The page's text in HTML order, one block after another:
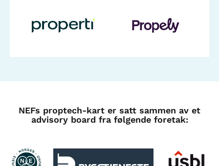
NEFs proptech-kart er satt sammen av et
advisory board fra følgende foretak: